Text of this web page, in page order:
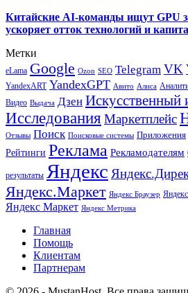
Китайские AI-команды ищут GPU
ускоряет отток технологий и
Метки
eLama Google Ozon SEO Telegram VK
YandexART YandexGPT Авито Алиса
Видео Выдача Дзен Искусственный
Исследования Маркетплейс
Отзывы Поиск Поисковые системы Приложения
Рейтинги Реклама Рекламодателям
результаты Яндекс
Яндекс.Маркет Яндекс Браузер
Яндекс Маркет Яндекс Метрика
Главная
Помощь
Клиентам
Партнерам